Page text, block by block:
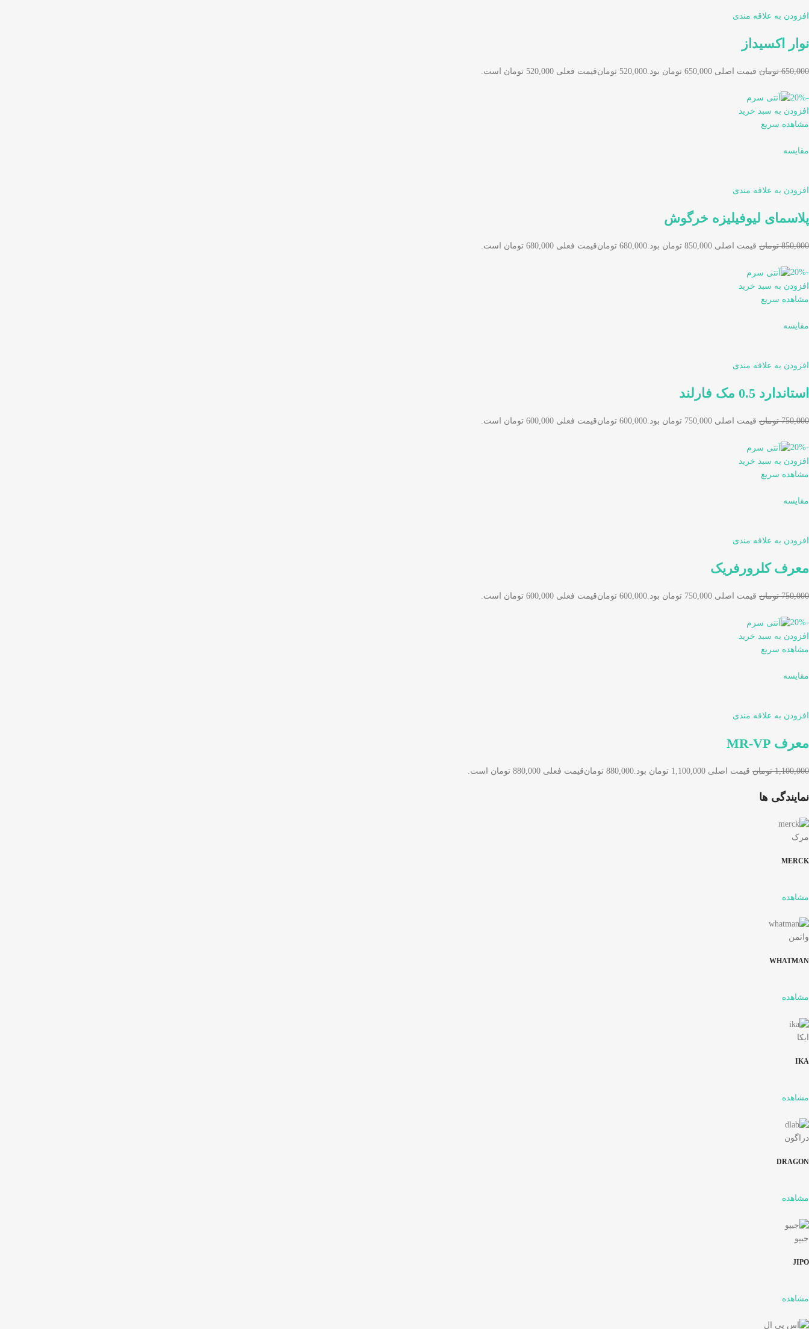
افزودن به علاقه مندی
نوار اکسیداز
650,000 تومان قیمت اصلی 650,000 تومان بود. 520,000 تومان قیمت فعلی 520,000 تومان است.
-20%
افزودن به سبد خرید
مشاهده سریع
مقایسه
افزودن به علاقه مندی
پلاسمای لیوفیلیزه خرگوش
850,000 تومان قیمت اصلی 850,000 تومان بود. 680,000 تومان قیمت فعلی 680,000 تومان است.
-20%
افزودن به سبد خرید
مشاهده سریع
مقایسه
افزودن به علاقه مندی
استاندارد 0.5 مک فارلند
750,000 تومان قیمت اصلی 750,000 تومان بود. 600,000 تومان قیمت فعلی 600,000 تومان است.
-20%
افزودن به سبد خرید
مشاهده سریع
مقایسه
افزودن به علاقه مندی
معرف کلرورفریک
750,000 تومان قیمت اصلی 750,000 تومان بود. 600,000 تومان قیمت فعلی 600,000 تومان است.
-20%
افزودن به سبد خرید
مشاهده سریع
مقایسه
افزودن به علاقه مندی
معرف MR-VP
1,100,000 تومان قیمت اصلی 1,100,000 تومان بود. 880,000 تومان قیمت فعلی 880,000 تومان است.
نمایندگی ها
مرک
MERCK
مشاهده
واتمن
WHATMAN
مشاهده
ایکا
IKA
مشاهده
دراگون
DRAGON
مشاهده
جیپو
JIPO
مشاهده